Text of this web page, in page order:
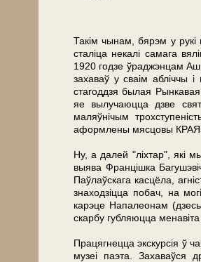
Такім чынам, бярэм у
сталіца некалі самага
1920 годзе ўраджэнцам
захаваў у сваім абліччы
стагоддзя былая
яе вылучаюцца дзве
маляўнічым
аформлены мясцовы
Ну, а далей "ліхтар", які
выява Францішка
Паўлаўскага касцёла,
знаходзіцца побач, на
карэце Напалеонам
скарбу губляюцца менавіта
Працягнецца экскурсія ў
музеі паэта. Захаваўся